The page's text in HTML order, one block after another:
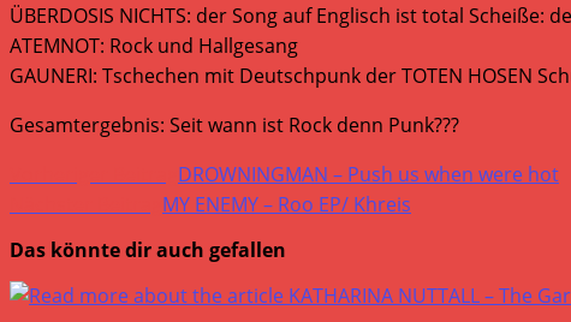
ÜBERDOSIS NICHTS: der Song auf Englisch ist total
ATEMNOT: Rock und Hallgesang
GAUNERI: Tschechen mit Deutschpunk der TOTEN HOSEN
Gesamtergebnis: Seit wann ist Rock denn Punk???
Weitere
Artikel
ansehen
DROWNINGMAN – Push us when were hot
MY ENEMY – Roo EP/ Khreis
Das könnte dir auch gefallen